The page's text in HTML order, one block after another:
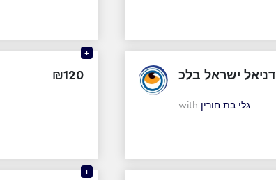
₪120
+
דניאל ישראל בלכ
with גלי בת חורין
+